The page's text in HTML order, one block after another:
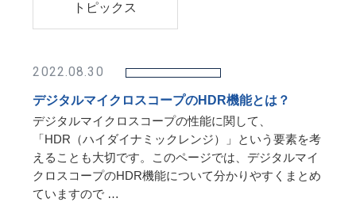
トピックス
2022.08.30
デジタルマイクロスコープのHDR機能とは？
デジタルマイクロスコープの性能に関して、
「HDR（ハイダイナミックレンジ）」という要素を考
えることも大切です。このページでは、デジタルマイ
クロスコープのHDR機能について分かりやすくまとめ
ていますので …